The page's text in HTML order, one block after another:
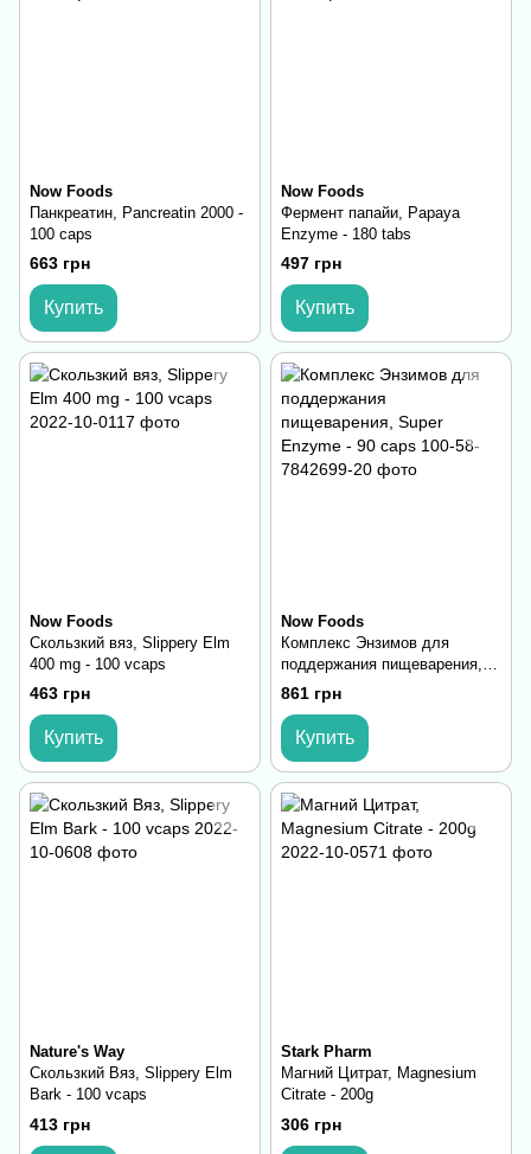
Now Foods
Панкреатин, Pancreatin 2000 -
100 caps
663 грн
Купить
Now Foods
Фермент папайи, Papaya
Enzyme - 180 tabs
497 грн
Купить
Now Foods
Скользкий вяз, Slippery Elm
400 mg - 100 vcaps
463 грн
Купить
Now Foods
Комплекс Энзимов для
поддержания пищеварения,
Super Enzyme - 90 caps
861 грн
Купить
Nature's Way
Скользкий Вяз, Slippery Elm
Bark - 100 vcaps
413 грн
Stark Pharm
Магний Цитрат, Magnesium
Citrate - 200g
306 грн